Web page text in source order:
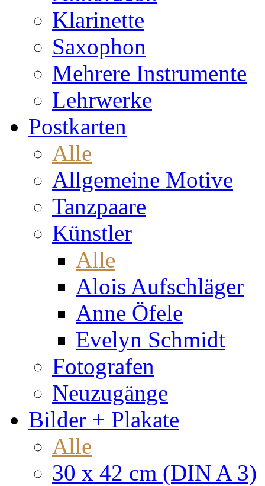
Klarinette
Saxophon
Mehrere Instrumente
Lehrwerke
Postkarten
Alle
Allgemeine Motive
Tanzpaare
Künstler
Alle
Alois Aufschläger
Anne Öfele
Evelyn Schmidt
Fotografen
Neuzugänge
Bilder + Plakate
Alle
30 x 42 cm (DIN A 3)